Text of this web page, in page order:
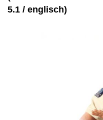
5.1 / englisch)